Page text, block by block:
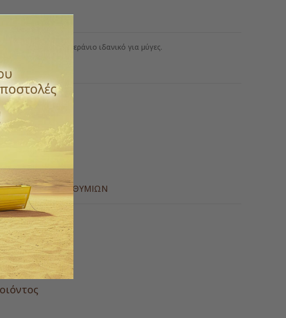
ρεσώ σε άρωμα Γεράνιο ιδανικό για μύγες.
ΑΓΟΡΆ
ΣΤΗΝ ΛΊΣΤΑ ΕΠΙΘΥΜΙΏΝ